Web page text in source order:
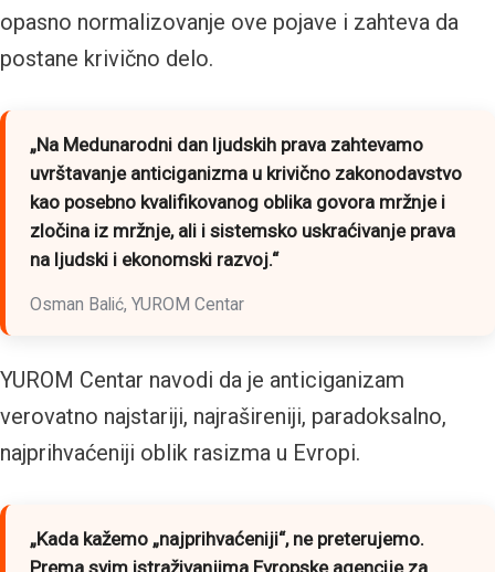
opasno normalizovanje ove pojave i zahteva da
postane krivično delo.
„Na Medunarodni dan ljudskih prava zahtevamo
uvrštavanje anticiganizma u krivično zakonodavstvo
kao posebno kvalifikovanog oblika govora mržnje i
zločina iz mržnje, ali i sistemsko uskraćivanje prava
na ljudski i ekonomski razvoj.“
Osman Balić, YUROM Centar
YUROM Centar navodi da je anticiganizam
verovatno najstariji, najrašireniji, paradoksalno,
najprihvaćeniji oblik rasizma u Evropi.
„Kada kažemo „najprihvaćeniji“, ne preterujemo.
Prema svim istraživanjima Evropske agencije za